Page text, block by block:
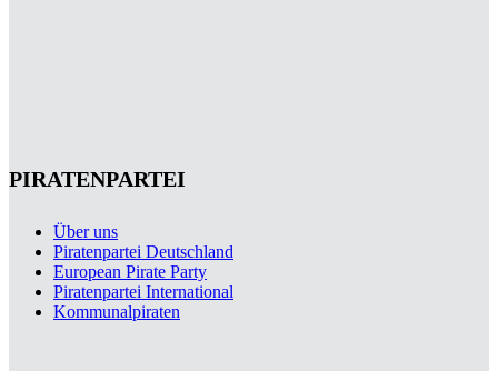
PIRATENPARTEI
Über uns
Piratenpartei Deutschland
European Pirate Party
Piratenpartei International
Kommunalpiraten